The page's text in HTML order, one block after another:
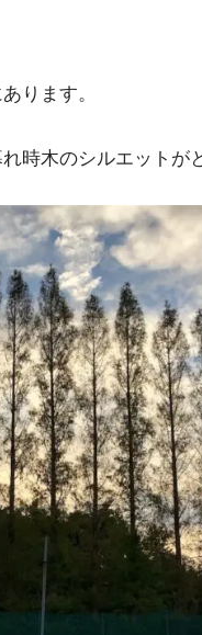
ります。
時木のシルエットが